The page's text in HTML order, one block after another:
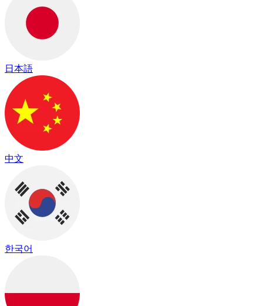
日本語
中文
한국어